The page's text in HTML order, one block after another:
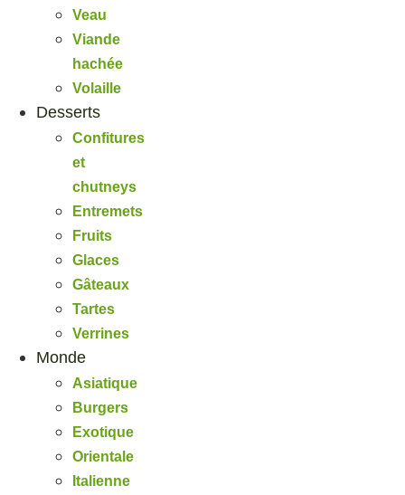
Veau
Viande
hachée
Volaille
Desserts
Confitures
et
chutneys
Entremets
Fruits
Glaces
Gâteaux
Tartes
Verrines
Monde
Asiatique
Burgers
Exotique
Orientale
Italienne